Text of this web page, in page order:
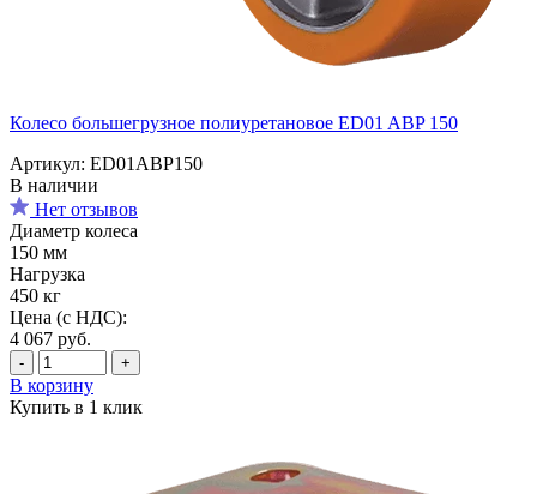
Колесо большегрузное полиуретановое ED01 ABP 150
Артикул: ED01ABP150
В наличии
Нет отзывов
Диаметр колеса
150 мм
Нагрузка
450 кг
Цена (с НДС):
4 067 руб.
- +
В корзину
Купить в 1 клик